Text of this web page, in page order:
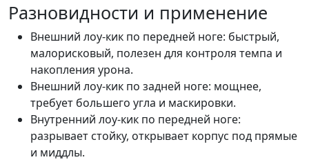
Разновидности и применение
Внешний лоу-кик по передней ноге: быстрый,
малорисковый, полезен для контроля темпа и
накопления урона.
Внешний лоу-кик по задней ноге: мощнее,
требует большего угла и маскировки.
Внутренний лоу-кик по передней ноге:
разрывает стойку, открывает корпус под прямые
и миддлы.